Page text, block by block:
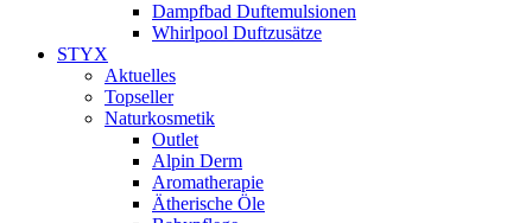
Dampfbad Duftemulsionen
Whirlpool Duftzusätze
STYX
Aktuelles
Topseller
Naturkosmetik
Outlet
Alpin Derm
Aromatherapie
Ätherische Öle